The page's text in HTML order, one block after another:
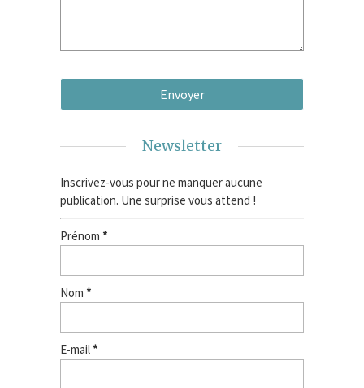
Newsletter
Inscrivez-vous pour ne manquer aucune
publication. Une surprise vous attend !
Prénom *
Nom *
E-mail *